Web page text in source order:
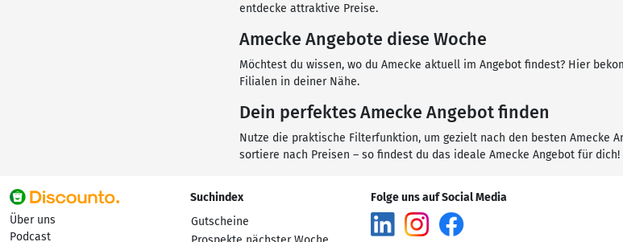
entdecke attraktive Preise.
Amecke Angebote diese Woche
Möchtest du wissen, wo du Amecke aktuell im Angebot findest? Hier
Filialen in deiner Nähe.
Dein perfektes Amecke Angebot finden
Nutze die praktische Filterfunktion, um gezielt nach den besten Amecke
sortiere nach Preisen – so findest du das ideale Amecke Angebot für dich!
Über uns
Podcast
Suchindex
Gutscheine
Folge uns auf Social Media